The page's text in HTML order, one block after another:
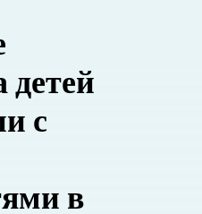
детей
с
в